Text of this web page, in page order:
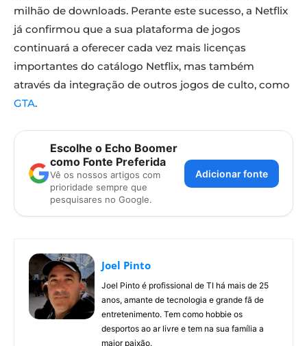
milhão de downloads. Perante este sucesso, a Netflix
já confirmou que a sua plataforma de jogos
continuará a oferecer cada vez mais licenças
importantes do catálogo Netflix, mas também
através da integração de outros jogos de culto, como
GTA.
Escolhe o Echo Boomer
como Fonte Preferida
Vê os nossos artigos com
prioridade sempre que
pesquisares no Google.
Adicionar fonte
Joel Pinto
Joel Pinto é profissional de TI há mais de 25
anos, amante de tecnologia e grande fã de
entretenimento. Tem como hobbie os
desportos ao ar livre e tem na sua família a
maior paixão.